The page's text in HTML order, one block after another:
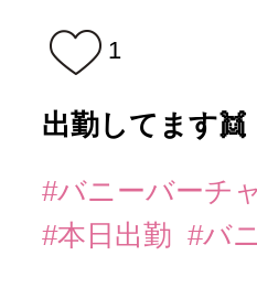
1
出勤してます👯
#バニーバーチ
#本日出勤 #バ